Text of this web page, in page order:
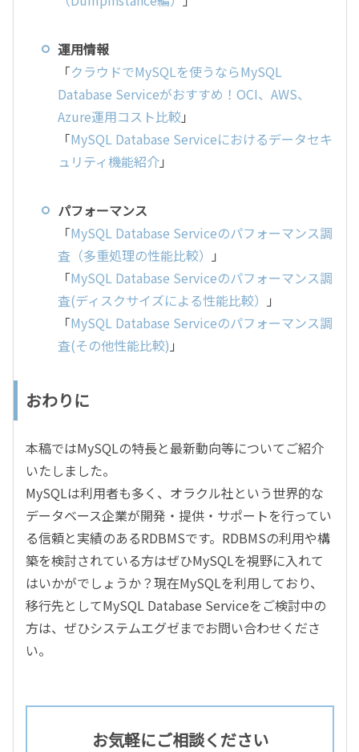
運用情報
「クラウドでMySQLを使うならMySQL
Database Serviceがおすすめ！OCI、AWS、
Azure運用コスト比較」
「MySQL Database Serviceにおけるデータセキ
ュリティ機能紹介」
パフォーマンス
「MySQL Database Serviceのパフォーマンス調
査（多重処理の性能比較）
」
「MySQL Database Serviceのパフォーマンス調
査(ディスクサイズによる性能比較）
」
「MySQL Database Serviceのパフォーマンス調
査(その他性能比較) 」
おわりに
本稿ではMySQLの特長と最新動向等についてご紹介
いたしました。
MySQLは利用者も多く、オラクル社という世界的な
データベース企業が開発・提供・サポートを行ってい
る信頼と実績のあるRDBMSです。RDBMSの利用や構
築を検討されている方はぜひMySQLを視野に入れて
はいかがでしょうか？現在MySQLを利用しており、
移行先としてMySQL Database Serviceをご検討中の
方は、ぜひシステムエグゼまでお問い合わせくださ
い。
お気軽にご相談ください